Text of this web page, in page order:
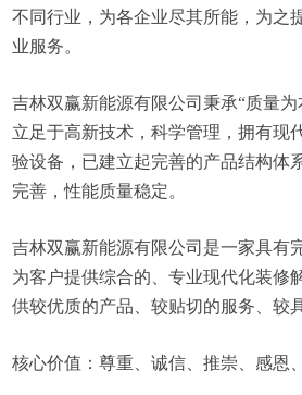
不同行业，为各企业尽其所能，为之
业服务。
吉林双赢新能源有限公司秉承“质量
立足于高新技术，科学管理，拥有现
验设备，已建立起完善的产品结构体
完善，性能质量稳定。
吉林双赢新能源有限公司是一家具有
为客户提供综合的、专业现代化装修
供较优质的产品、较贴切的服务、较
核心价值：尊重、诚信、推崇、感恩